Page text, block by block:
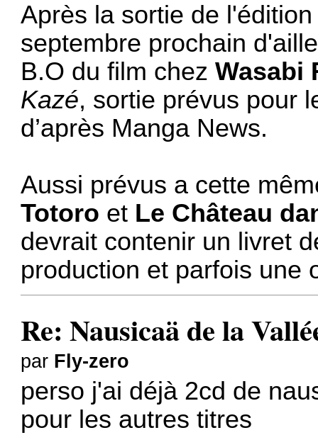
Après la sortie de
septembre prochain
B.O du film chezWasabi
Kazé, sortie prévus pour
d’après Manga News.
Aussi prévus a cette
Totoro et Le Château
devrait contenir un livret
production et parfois une
Re: Nausicaä de la
par Fly-zero
perso j'ai déjà 2cd de
pour les autres titres